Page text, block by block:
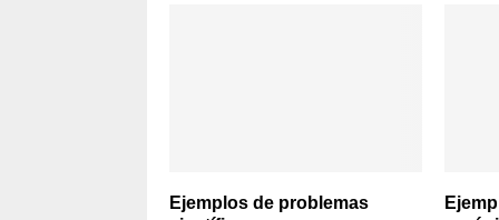
Ejemplos de problemas